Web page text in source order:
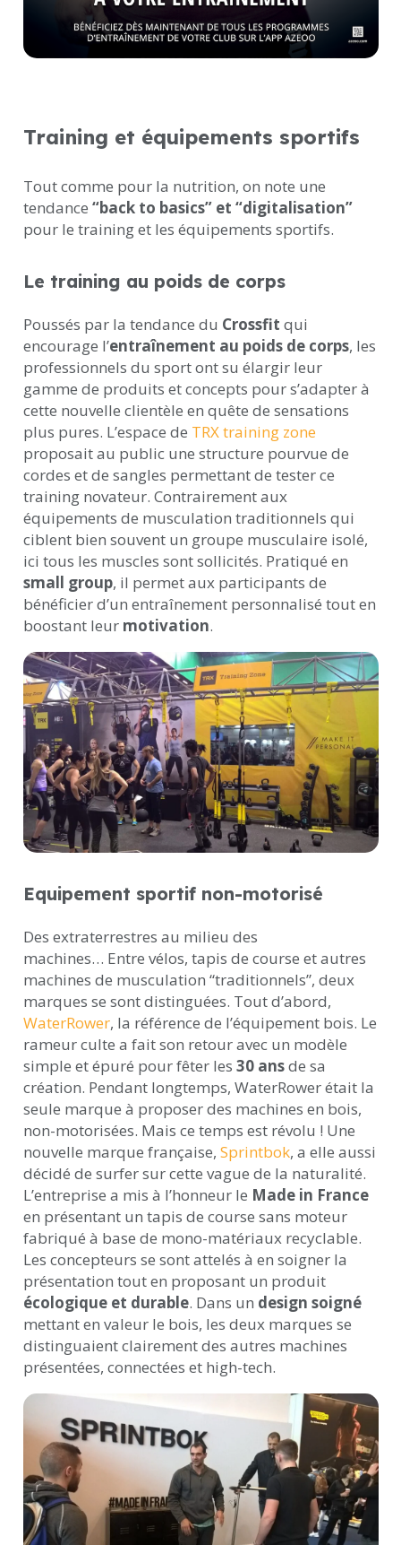
Training et équipements sportifs
Tout comme pour la nutrition, on note une
tendance “back to basics” et “digitalisation”
pour le training et les équipements sportifs.
Le training au poids de corps
Poussés par la tendance du Crossfit qui
encourage l’entraînement au poids de corps, les
professionnels du sport ont su élargir leur
gamme de produits et concepts pour s’adapter à
cette nouvelle clientèle en quête de sensations
plus pures. L’espace de TRX training zone
proposait au public une structure pourvue de
cordes et de sangles permettant de tester ce
training novateur. Contrairement aux
équipements de musculation traditionnels qui
ciblent bien souvent un groupe musculaire isolé,
ici tous les muscles sont sollicités. Pratiqué en
small group, il permet aux participants de
bénéficier d’un entraînement personnalisé tout en
boostant leur motivation.
Equipement sportif non-motorisé
Des extraterrestres au milieu des
machines… Entre vélos, tapis de course et autres
machines de musculation “traditionnels”, deux
marques se sont distinguées. Tout d’abord,
WaterRower, la référence de l’équipement bois. Le
rameur culte a fait son retour avec un modèle
simple et épuré pour fêter les 30 ansde sa
création. Pendant longtemps, WaterRower était la
seule marque à proposer des machines en bois,
non-motorisées. Mais ce temps est révolu ! Une
nouvelle marque française, Sprintbok, a elle aussi
décidé de surfer sur cette vague de la naturalité.
L’entreprise a mis à l’honneur le Made in France
en présentant un tapis de course sans moteur
fabriqué à base de mono-matériaux recyclable.
Les concepteurs se sont attelés à en soigner la
présentation tout en proposant un produit
écologique et durable. Dans un design soigné
mettant en valeur le bois, les deux marques se
distinguaient clairement des autres machines
présentées, connectées et high-tech.